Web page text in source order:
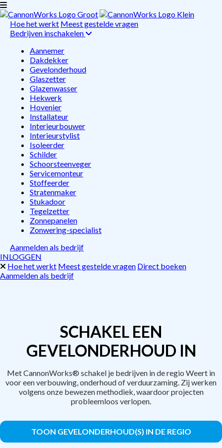
Hoe het werkt Meest gestelde vragen
Bedrijven inschakelen
Aannemer
Dakdekker
Gevelonderhoud
Glaszetter
Glazenwasser
Hekwerk
Hovenier
Installateur
Interieurbouwer
Interieurstylist
Isoleerder
Schilder
Schoorsteenveger
Servicemonteur
Stoffeerder
Stratenmaker
Stukadoor
Tegelzetter
Zonnepanelen
Zonwering-specialist
Aanmelden als bedrijf
INLOGGEN
Hoe het werkt Meest gestelde vragen Direct boeken
Aanmelden als bedrijf
SCHAKEL EEN
GEVELONDERHOUD IN
Met CannonWorks® schakel je bedrijven in de regio Weert in
voor een verbouwing, onderhoud of verduurzaming. Zij werken
volgens onze bewezen methodiek, waardoor projecten
probleemloos verlopen.
TOON GEVELONDERHOUD(S) IN DE REGIO